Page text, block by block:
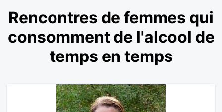
Rencontres de femmes qui
consomment de l'alcool de
temps en temps